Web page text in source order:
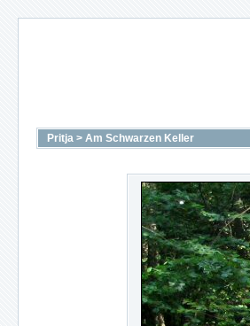
Pritja > Am Schwarzen Keller